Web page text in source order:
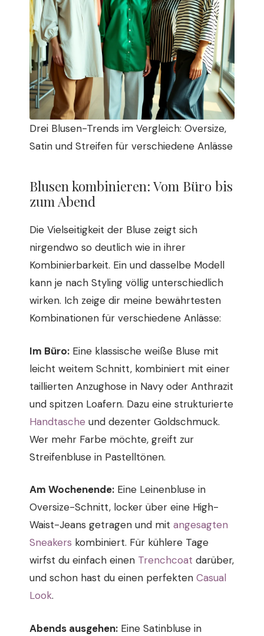
Drei Blusen-Trends im Vergleich: Oversize,
Satin und Streifen für verschiedene Anlässe
Blusen kombinieren: Vom Büro bis
zum Abend
Die Vielseitigkeit der Bluse zeigt sich
nirgendwo so deutlich wie in ihrer
Kombinierbarkeit. Ein und dasselbe Modell
kann je nach Styling völlig unterschiedlich
wirken. Ich zeige dir meine bewährtesten
Kombinationen für verschiedene Anlässe:
Im Büro: Eine klassische weiße Bluse mit
leicht weitem Schnitt, kombiniert mit einer
taillierten Anzughose in Navy oder Anthrazit
und spitzen Loafern. Dazu eine strukturierte
Handtasche und dezenter Goldschmuck.
Wer mehr Farbe möchte, greift zur
Streifenbluse in Pastelltönen.
Am Wochenende: Eine Leinenbluse in
Oversize-Schnitt, locker über eine High-
Waist-Jeans getragen und mit angesagten
Sneakers kombiniert. Für kühlere Tage
wirfst du einfach einen Trenchcoat darüber,
und schon hast du einen perfekten Casual
Look.
Abends ausgehen: Eine Satinbluse in